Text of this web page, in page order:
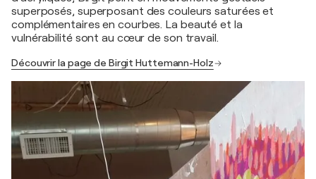
superposés, superposant des couleurs saturées et
complémentaires en courbes. La beauté et la
vulnérabilité sont au cœur de son travail.
Découvrir la page de Birgit Huttemann-Holz